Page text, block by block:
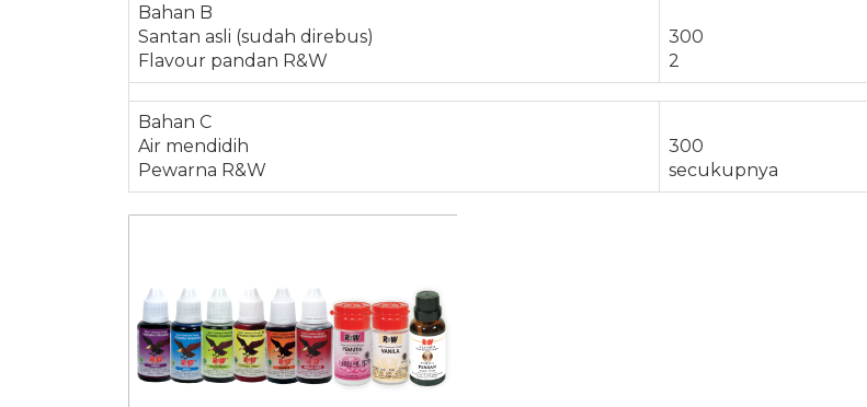
Bahan B
Santan asli (sudah direbus)
Flavour pandan R&W
300
2
Bahan C
Air mendidih
Pewarna R&W
300
secukupnya